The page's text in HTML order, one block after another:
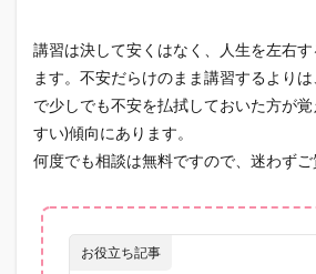
講習は決して安くはなく、人生を左右
ます。不安だらけのまま講習するより
で少しでも不安を払拭しておいた方が
すい)傾向にあります。
何度でも相談は無料ですので、迷わずご
お役立ち記事